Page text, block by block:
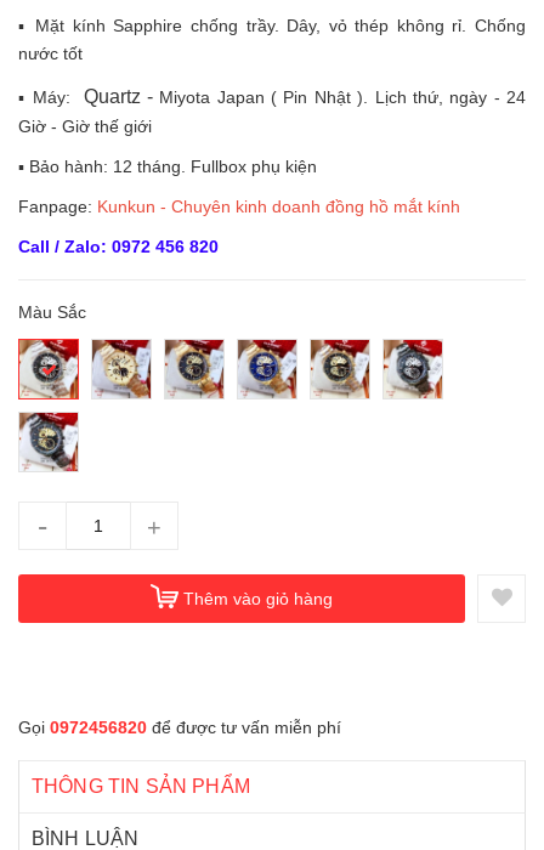
▪️ Mặt kính Sapphire chống trầy. Dây, vỏ thép không rỉ. Chống
nước tốt
▪️ Máy: Quartz - Miyota Japan ( Pin Nhật ). Lịch thứ, ngày - 24
Giờ - Giờ thế giới
▪️ Bảo hành: 12 tháng. Fullbox phụ kiện
Fanpage: Kunkun - Chuyên kinh doanh đồng hồ mắt kính
Call / Zalo: 0972 456 820
Màu Sắc
- +
Thêm vào giỏ hàng
Gọi 0972456820 để được tư vấn miễn phí
THÔNG TIN SẢN PHẨM
BÌNH LUẬN